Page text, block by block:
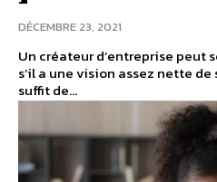
DÉCEMBRE 23, 2021
Un créateur d’entreprise peut
s’il a une vision assez nette
suffit de...